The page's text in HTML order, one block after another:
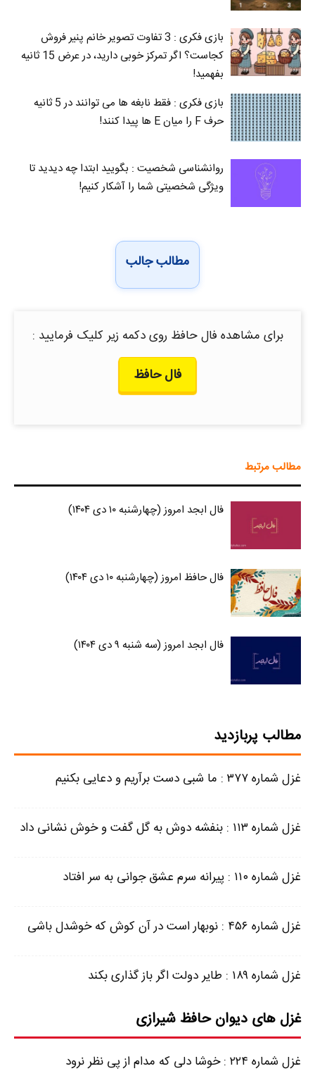
بازی فکری : 3 تفاوت تصویر خانم پنیر فروش
کجاست؟ اگر تمرکز خوبی دارید، در عرض 15 ثانیه
بفهمید!
بازی فکری : فقط نابغه ها می توانند در 5 ثانیه
حرف F را میان E‌ ها پیدا کنند!
روانشناسی شخصیت : بگویید ابتدا چه دیدید تا
ویژگی شخصیتی شما را آشکار کنیم!
مطالب جالب
برای مشاهده فال حافظ روی دکمه زیر کلیک فرمایید :
فال حافظ
مطالب مرتبط
فال ابجد امروز (چهارشنبه ۱۰ دی ۱۴۰۴)
فال حافظ امروز (چهارشنبه ۱۰ دی ۱۴۰۴)
فال ابجد امروز (سه شنبه ۹ دی ۱۴۰۴)
مطالب پربازدید
غزل شماره ۳۷۷ : ما شبی دست برآریم و دعایی بکنیم
غزل شماره ۱۱۳ : بنفشه دوش به گل گفت و خوش نشانی داد
غزل شماره ۱۱۰ : پیرانه سرم عشق جوانی به سر افتاد
غزل شماره ۴۵۶ : نوبهار است در آن کوش که خوشدل باشی
غزل شماره ۱۸۹ : طایر دولت اگر باز گذاری بکند
غزل های دیوان حافظ شیرازی
غزل شماره ۲۲۴ : خوشا دلی که مدام از پی نظر نرود